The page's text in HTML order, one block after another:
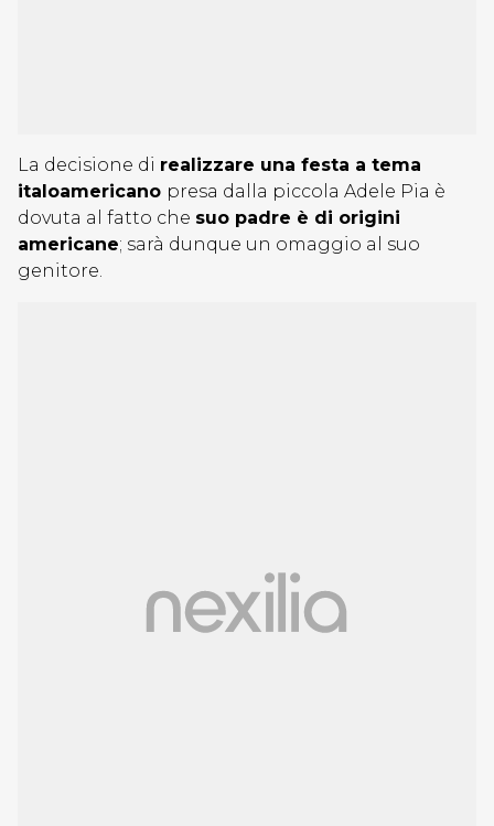
La decisione di realizzare una festa a tema
italoamericano presa dalla piccola Adele Pia è
dovuta al fatto che suo padre è di origini
americane; sarà dunque un omaggio al suo
genitore.